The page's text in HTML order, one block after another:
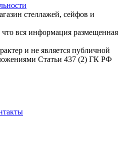
стеллажей, сейфов и
вся информация размещенная
и не является публичной
Статьи 437 (2) ГК РФ